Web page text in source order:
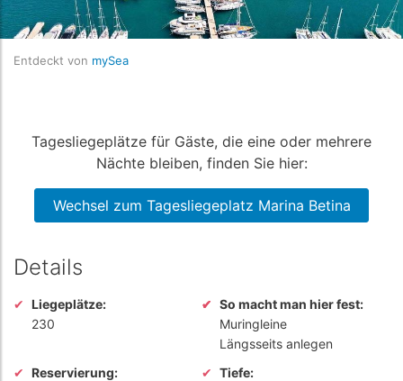
Entdeckt von mySea
Tagesliegeplätze für Gäste, die eine oder mehrere
Nächte bleiben, finden Sie hier:
Wechsel zum Tagesliegeplatz Marina Betina
Details
Liegeplätze:
230
So macht man hier fest:
Muringleine
Längsseits anlegen
Reservierung:
Tiefe: